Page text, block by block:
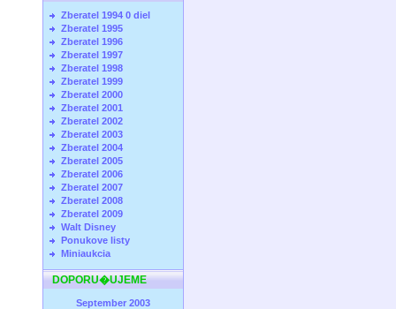
Zberatel 1994 0 diel
Zberatel 1995
Zberatel 1996
Zberatel 1997
Zberatel 1998
Zberatel 1999
Zberatel 2000
Zberatel 2001
Zberatel 2002
Zberatel 2003
Zberatel 2004
Zberatel 2005
Zberatel 2006
Zberatel 2007
Zberatel 2008
Zberatel 2009
Walt Disney
Ponukove listy
Miniaukcia
DOPORU�UJEME
September 2003